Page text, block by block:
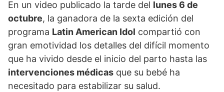
En un video publicado la tarde del lunes 6 de
octubre, la ganadora de la sexta edición del
programa Latin American Idol compartió con
gran emotividad los detalles del difícil momento
que ha vivido desde el inicio del parto hasta las
intervenciones médicas que su bebé ha
necesitado para estabilizar su salud.